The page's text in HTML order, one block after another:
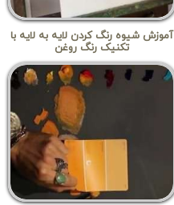
آموزش شیوه رنگ کردن لایه به لایه با
تکنیک رنگ روغن